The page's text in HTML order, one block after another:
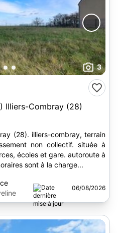
3
Illiers-Combray (28)
et gare. autoroute à
visiter!!! les honoraires sont à la charge...
06/08/2026